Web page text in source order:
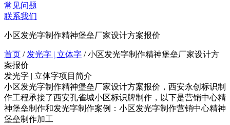
常见问题
联系我们
小区发光字制作精神堡垒厂家设计方案报价
首页 / 发光字 | 立体字 /小区发光字制作精神堡垒厂家设计方
案报价
发光字 | 立体字项目简介
小区发光字制作精神堡垒厂家设计方案报价，西安永创标识制
作工程承接了西安孔雀城小区标识牌制作，以下是营销中心精
神堡垒制作和发光字制作案例：小区发光字制作营销中心精神
堡垒制作加工